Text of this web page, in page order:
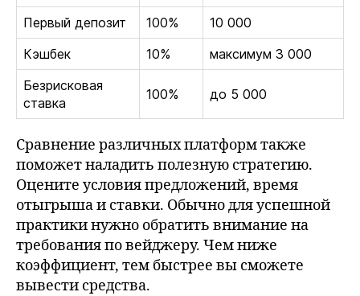
Первый депозит
100%
10 000
Кэшбек
10%
максимум 3 000
Безрисковая
ставка
100% до 5 000
Сравнение различных платформ также
поможет наладить полезную стратегию.
Оцените условия предложений, время
отыгрыша и ставки. Обычно для успешной
практики нужно обратить внимание на
требования по вейджеру. Чем ниже
коэффициент, тем быстрее вы сможете
вывести средства.